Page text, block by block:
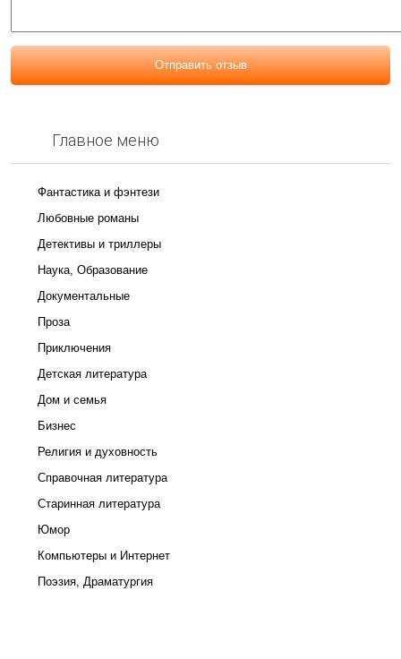
Отправить отзыв
Главное меню
Фантастика и фэнтези
Любовные романы
Детективы и триллеры
Наука, Образование
Документальные
Проза
Приключения
Детская литература
Дом и семья
Бизнес
Религия и духовность
Справочная литература
Старинная литература
Юмор
Компьютеры и Интернет
Поэзия, Драматургия